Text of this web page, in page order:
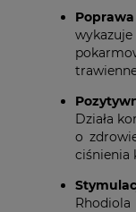
Działa
o
ciśnienia